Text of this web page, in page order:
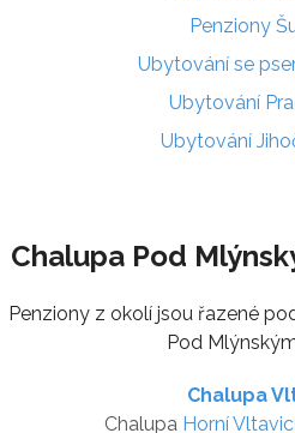
Penziony
Ubytování se
Ubytování
Ubytování
Chalupa Pod
Penziony z okolí jsou řazené
Pod
Chalupa
Chalupa Horní